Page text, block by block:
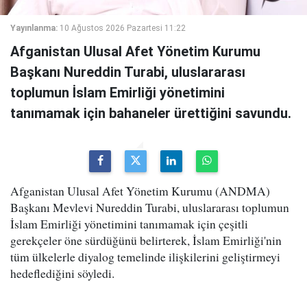
Yayınlanma: 10 Ağustos 2026 Pazartesi 11:22
Afganistan Ulusal Afet Yönetim Kurumu
Başkanı Nureddin Turabi, uluslararası
toplumun İslam Emirliği yönetimini
tanımamak için bahaneler ürettiğini savundu.
Afganistan Ulusal Afet Yönetim Kurumu (ANDMA)
Başkanı Mevlevi Nureddin Turabi, uluslararası toplumun
İslam Emirliği yönetimini tanımamak için çeşitli
gerekçeler öne sürdüğünü belirterek, İslam Emirliği'nin
tüm ülkelerle diyalog temelinde ilişkilerini geliştirmeyi
hedeflediğini söyledi.